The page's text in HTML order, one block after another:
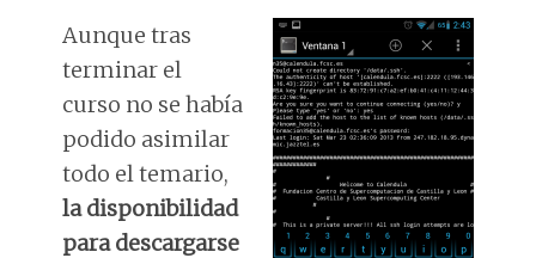
Aunque tras
terminar el
curso no se había
podido asimilar
todo el temario,
la disponibilidad
para descargarse